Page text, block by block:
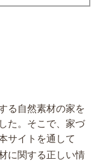
る自然素材の家を
た。そこで、家づ
サイトを通して
に関する正しい情